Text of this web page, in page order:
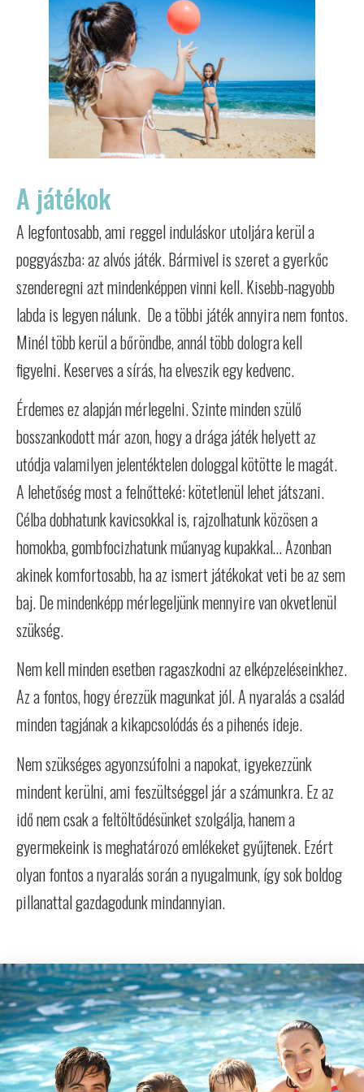
A játékok
A legfontosabb, ami reggel induláskor utoljára kerül a
poggyászba: az alvós játék. Bármivel is szeret a gyerkőc
szenderegni azt mindenképpen vinni kell. Kisebb-nagyobb
labda is legyen nálunk. De a többi játék annyira nem fontos.
Minél több kerül a bőröndbe, annál több dologra kell
figyelni. Keserves a sírás, ha elveszik egy kedvenc.
Érdemes ez alapján mérlegelni. Szinte minden szülő
bosszankodott már azon, hogy a drága játék helyett az
utódja valamilyen jelentéktelen dologgal kötötte le magát.
A lehetőség most a felnőtteké: kötetlenül lehet játszani.
Célba dobhatunk kavicsokkal is, rajzolhatunk közösen a
homokba, gombfocizhatunk műanyag kupakkal… Azonban
akinek komfortosabb, ha az ismert játékokat veti be az sem
baj. De mindenképp mérlegeljünk mennyire van okvetlenül
szükség.
Nem kell minden esetben ragaszkodni az elképzeléseinkhez.
Az a fontos, hogy érezzük magunkat jól. A nyaralás a család
minden tagjának a kikapcsolódás és a pihenés ideje.
Nem szükséges agyonzsúfolni a napokat, igyekezzünk
mindent kerülni, ami feszültséggel jár a számunkra. Ez az
idő nem csak a feltöltődésünket szolgálja, hanem a
gyermekeink is meghatározó emlékeket gyűjtenek. Ezért
olyan fontos a nyaralás során a nyugalmunk, így sok boldog
pillanattal gazdagodunk mindannyian.